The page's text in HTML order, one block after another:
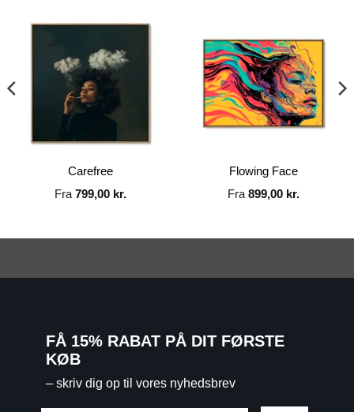
Carefree
Fra 799,00 kr.
Flowing Face
Fra 899,00 kr.
FÅ 15% RABAT PÅ DIT FØRSTE
KØB
– skriv dig op til vores nyhedsbrev